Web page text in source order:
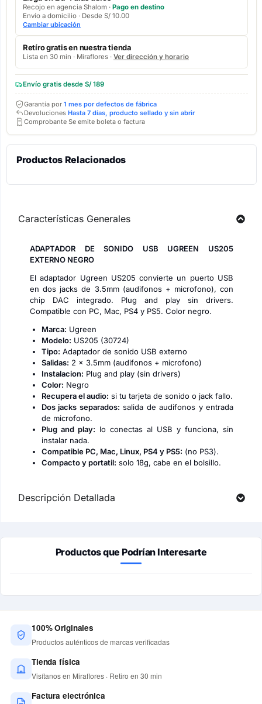
Recojo en agencia Shalom · Pago en destino
Envío a domicilio · Desde S/ 10.00
Cambiar ubicación
Retíro gratis en nuestra tienda
Lista en 30 min · Miraflores · Ver dirección y horario
Envío gratis desde S/ 189
Garantía por 1 mes por defectos de fábrica
Devoluciones Hasta 7 días, producto sellado y sin abrir
Comprobante Se emite boleta o factura
Productos Relacionados
Características Generales
ADAPTADOR DE SONIDO USB UGREEN US205
EXTERNO NEGRO
El adaptador Ugreen US205 convierte un puerto USB
en dos jacks de 3.5mm (audifonos + microfono), con
chip DAC integrado. Plug and play sin drivers.
Compatible con PC, Mac, PS4 y PS5. Color negro.
Marca: Ugreen
Modelo: US205 (30724)
Tipo: Adaptador de sonido USB externo
Salidas: 2 x 3.5mm (audifonos + microfono)
Instalacion: Plug and play (sin drivers)
Color: Negro
Recupera el audio: si tu tarjeta de sonido o jack fallo.
Dos jacks separados: salida de audifonos y entrada
de microfono.
Plug and play: lo conectas al USB y funciona, sin
instalar nada.
Compatible PC, Mac, Linux, PS4 y PS5: (no PS3).
Compacto y portatil: solo 18g, cabe en el bolsillo.
Descripción Detallada
Productos que Podrían Interesarte
100% Originales
Productos auténticos de marcas verificadas
Tienda física
Visítanos en Miraflores · Retiro en 30 min
Factura electrónica